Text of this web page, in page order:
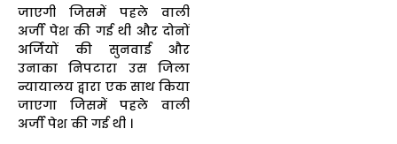
जाएगी जिसमें पहले वाली
अर्जी पेश की गई थी और दोनों
अर्जियों की सुनवाई और
उनाका निपटारा उस जिला
न्यायालय द्वारा एक साथ किया
जाएगा जिसमें पहले वाली
अर्जी पेश की गई थी ।